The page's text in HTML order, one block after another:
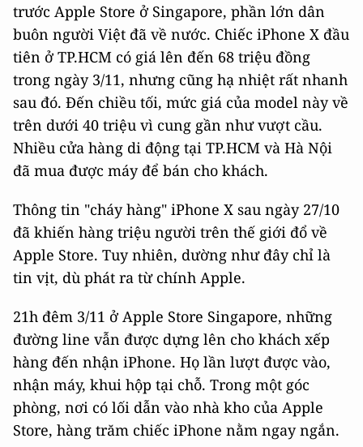
trước Apple Store ở Singapore, phần lớn dân
buôn người Việt đã về nước. Chiếc iPhone X đầu
tiên ở TP.HCM có giá lên đến 68 triệu đồng
trong ngày 3/11, nhưng cũng hạ nhiệt rất nhanh
sau đó. Đến chiều tối, mức giá của model này về
trên dưới 40 triệu vì cung gần như vượt cầu.
Nhiều cửa hàng di động tại TP.HCM và Hà Nội
đã mua được máy để bán cho khách.
Thông tin "cháy hàng" iPhone X sau ngày 27/10
đã khiến hàng triệu người trên thế giới đổ về
Apple Store. Tuy nhiên, dường như đây chỉ là
tin vịt, dù phát ra từ chính Apple.
21h đêm 3/11 ở Apple Store Singapore, những
đường line vẫn được dựng lên cho khách xếp
hàng đến nhận iPhone. Họ lần lượt được vào,
nhận máy, khui hộp tại chỗ. Trong một góc
phòng, nơi có lối dẫn vào nhà kho của Apple
Store, hàng trăm chiếc iPhone nằm ngay ngắn.